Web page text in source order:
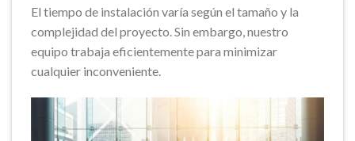
El tiempo de instalación varía según el tamaño y la
complejidad del proyecto. Sin embargo, nuestro
equipo trabaja eficientemente para minimizar
cualquier inconveniente.